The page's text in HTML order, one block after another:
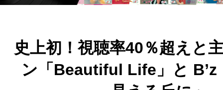
史上初！視聴率40％超えと
ン「Beautiful Life」と B’z